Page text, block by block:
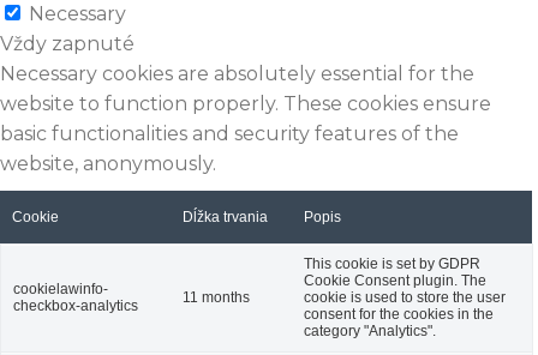
Necessary
Vždy zapnuté
Necessary cookies are absolutely essential for the
website to function properly. These cookies ensure
basic functionalities and security features of the
website, anonymously.
Cookie Dĺžka trvania Popis
cookielawinfo-
checkbox-analytics
11 months
This cookie is set by GDPR
Cookie Consent plugin. The
cookie is used to store the user
consent for the cookies in the
category "Analytics".